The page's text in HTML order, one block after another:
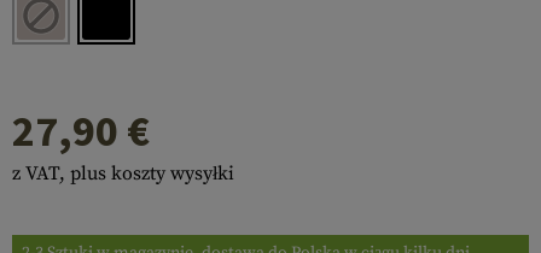
27,90 €
z VAT, plus koszty wysyłki